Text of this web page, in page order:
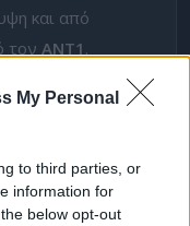
My Personal
to third parties, or
information for
below opt-out
και από
τον ΑΝΤ1 .
Κανάλι